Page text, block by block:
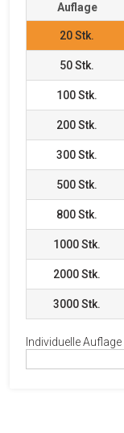
Auflage
20Stk.
50Stk.
100Stk.
200Stk.
300Stk.
500Stk.
800Stk.
1000Stk.
2000Stk.
3000Stk.
Individuelle Auflage